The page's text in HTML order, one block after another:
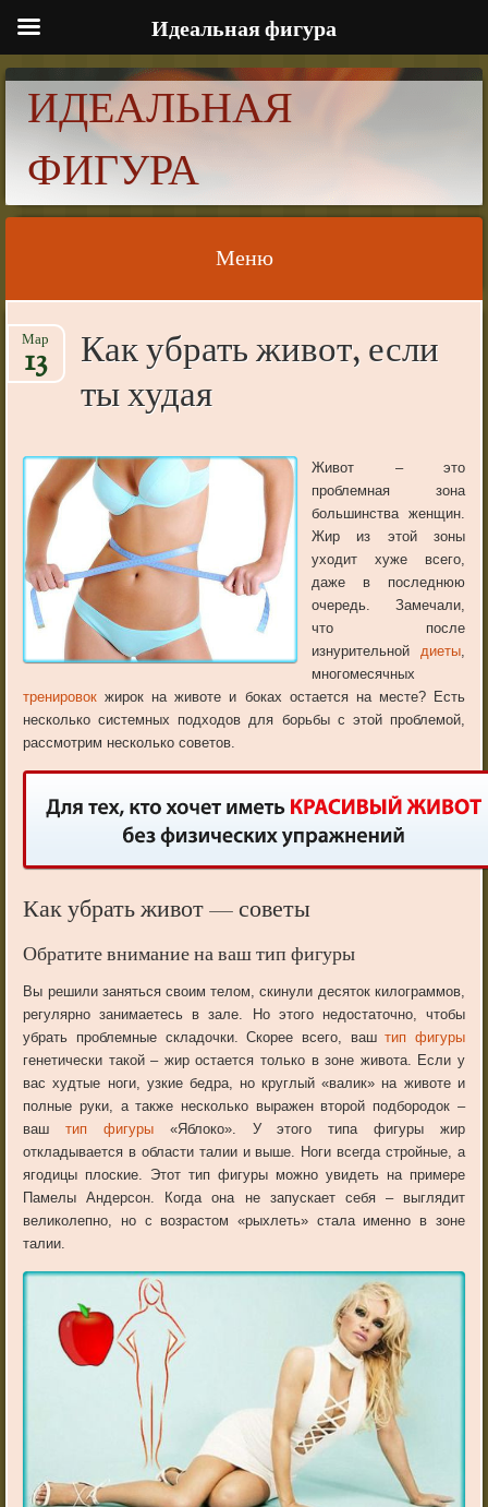
ИДЕАЛЬНАЯ
ФИГУРА
Меню
Skip to content
Как убрать живот, если
ты худая
Мар
13
Живот – это
проблемная
зона
большинства женщин.
Жир
из этой
зоны
уходит
хуже всего,
даже
в
последнюю
очередь. Замечали,
что
после
изнурительной
диеты,
многомесячных
тренировок жирок на животе и боках остается на месте? Есть
несколько системных подходов для борьбы с этой проблемой,
рассмотрим несколько советов.
Как убрать живот — советы
Обратитевниманиенаваштип фигуры
Вы решили заняться своим телом ,скинули десяток килограммов,
регулярно занимаетесь в зале Но этого недостаточно, чтобы
убрать проблемные складочки.Скорее всего, ваш тип фигуры
генетически такой– жир остается только в зоне живота. Если у
вас худтые ноги, узкие бедра, но круглый «валик» на животе и
полные руки, а также несколько выражен второй подбородок –
ваштип фигуры«Яблоко». У этого типа фигуры
жир
откладывается в области талии и выше Ноги всегда стройные, а
ягодицы плоские Этот тип фигуры можно увидеть на примере
Памелы
Андерсон Когда она не запускает себя– выглядит
великолепно
но с возрастом «рыхлеть» стала именно в зоне
талии
Идеальная фигура